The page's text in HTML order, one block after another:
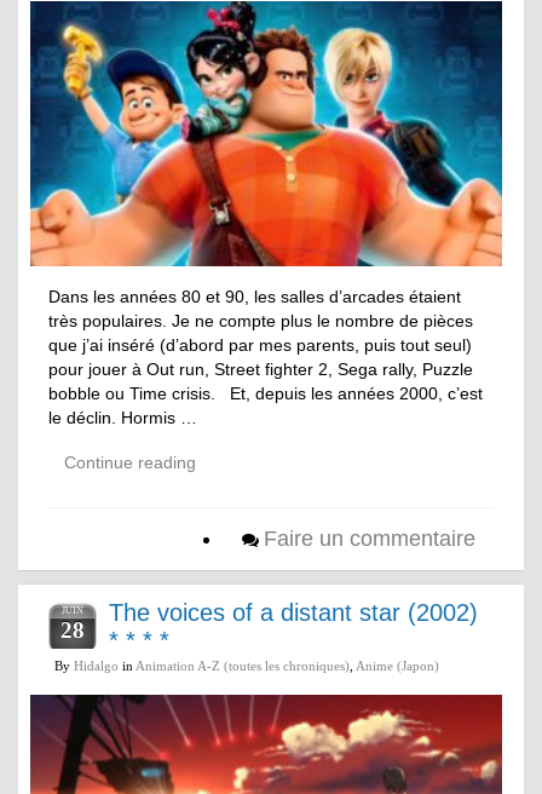
Dans les années 80 et 90, les salles d’arcades étaient
très populaires. Je ne compte plus le nombre de pièces
que j’ai inséré (d’abord par mes parents, puis tout seul)
pour jouer à Out run, Street fighter 2, Sega rally, Puzzle
bobble ou Time crisis. Et, depuis les années 2000, c’est
le déclin. Hormis …
Continue reading
Faire un commentaire
JUIN
28
The voices of a distant star (2002)
* * * *
By Hidalgo in Animation A-Z (toutes les chroniques) Anime (Japon)